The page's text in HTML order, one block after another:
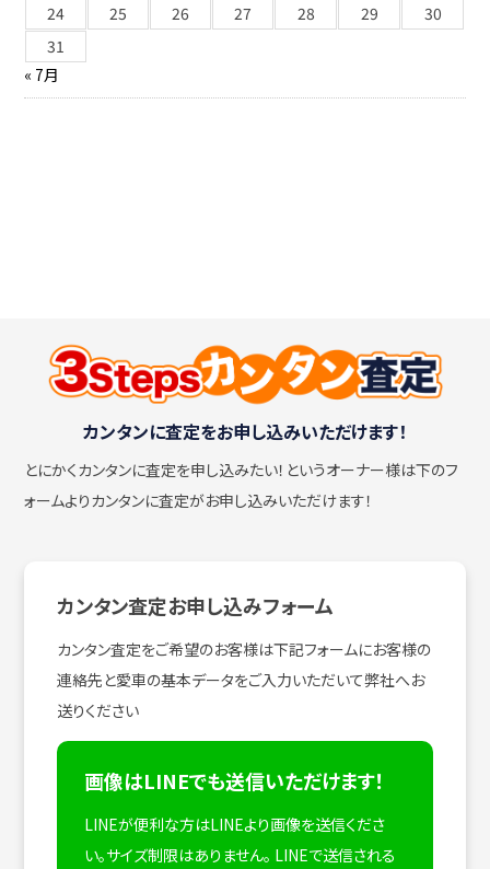
24
25 26 27 28 29
30
31
« 7月
カンタンに査定をお申し込みいただけます！
とにかくカンタンに査定を申し込みたい！ というオーナー様は下のフ
ォームよりカンタンに査定がお申し込みいただけます！
カンタン査定お申し込みフォーム
カンタン査定をご希望のお客様は下記フォームにお客様の
連絡先と愛車の基本データをご入力いただいて弊社へお
送りください
画像はLINEでも送信いただけます！
LINEが便利な方はLINEより画像を送信くださ
い。サイズ制限はありません。 LINEで送信される